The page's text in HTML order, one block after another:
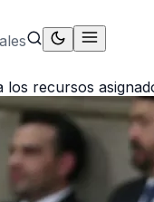
los recursos